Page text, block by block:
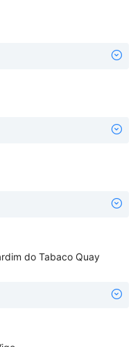
do Tabaco Quay